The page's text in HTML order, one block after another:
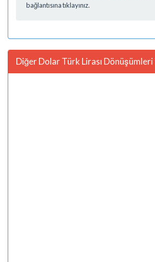
bağlantısına tıklayınız.
Diğer Dolar Türk Lirası Dönüşümleri